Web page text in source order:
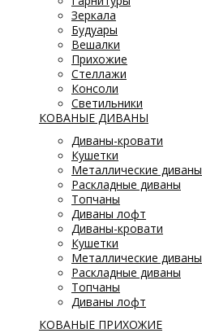
Зеркала
Будуары
Вешалки
Прихожие
Стеллажи
Консоли
Светильники
КОВАНЫЕ ДИВАНЫ
Диваны-кровати
Кушетки
Металлические диваны
Раскладные диваны
Топчаны
Диваны лофт
Диваны-кровати
Кушетки
Металлические диваны
Раскладные диваны
Топчаны
Диваны лофт
КОВАНЫЕ ПРИХОЖИЕ